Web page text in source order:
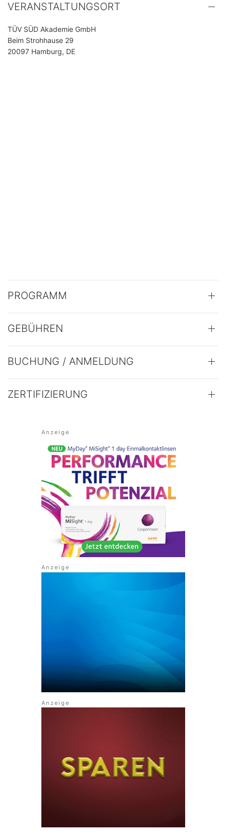
VERANSTALTUNGSORT
TÜV SÜD Akademie GmbH
Beim Strohhause 29
20097 Hamburg, DE
PROGRAMM
GEBÜHREN
BUCHUNG / ANMELDUNG
ZERTIFIZIERUNG